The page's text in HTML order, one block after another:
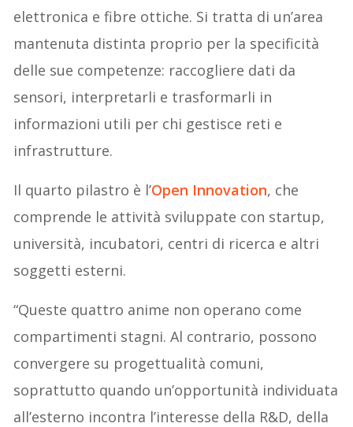
elettronica e fibre ottiche. Si tratta di un’area
mantenuta distinta proprio per la specificità
delle sue competenze: raccogliere dati da
sensori, interpretarli e trasformarli in
informazioni utili per chi gestisce reti e
infrastrutture.
Il quarto pilastro è l’Open Innovation, che
comprende le attività sviluppate con startup,
università, incubatori, centri di ricerca e altri
soggetti esterni.
“Queste quattro anime non operano come
compartimenti stagni. Al contrario, possono
convergere su progettualità comuni,
soprattutto quando un’opportunità individuata
all’esterno incontra l’interesse della R&D, della